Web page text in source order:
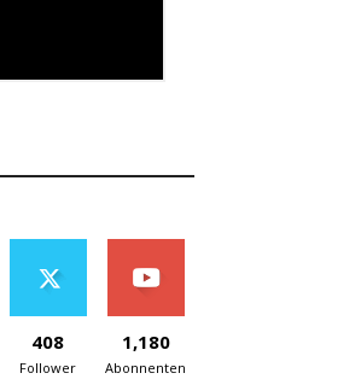
408
Follower
1,180
Abonnenten